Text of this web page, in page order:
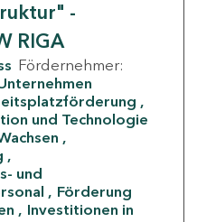
-
RIGA
Fördernehmer:
und Technologie
und
Förderung
Investitionen in